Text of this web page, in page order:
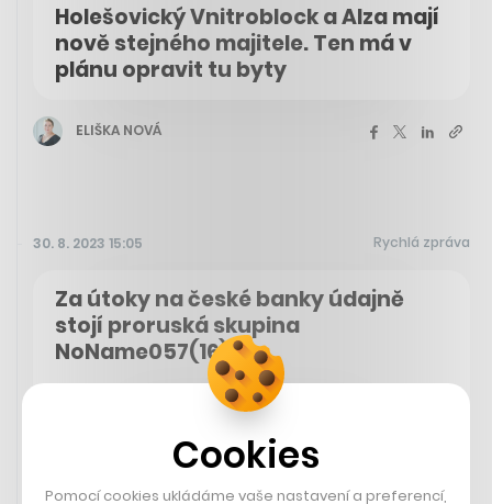
Holešovický Vnitroblock a Alza mají
nově stejného majitele. Ten má v
plánu opravit tu byty
ELIŠKA NOVÁ
30. 8. 2023 15:05 Rychlá zpráva
Za útoky na české banky údajně
stojí proruská skupina
NoName057(16)
Kyberbezpečnostní společnost Check Point Software
Technologies upozorňuje, že ruská hacktivistická
skupina NoName057(16), která je aktivní od března
2022 a jejíž vznik může souviset s válečným konfliktem,
stojí za útokem na české banky a Burzu cenných papírů
Cookies
Pomocí cookies ukládáme vaše nastavení a preferencí,